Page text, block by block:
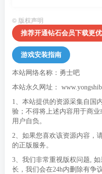
© 版权声明
推荐开通钻石会员下载更优
游戏安装指南
本站网络名称：勇士吧
本站永久网址：
1、本站提供的资源采集自国
验；不得将上述内容用于商
用户自负。
2、如果您喜欢该资源内容，
的正版服务。
3、我们非常重视版权问题,
长，我们会在24h内删除有争